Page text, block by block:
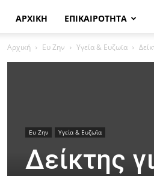
ΑΡΧΙΚΗ ΕΠΙΚΑΙΡΟΤΗΤΑ
Αρχική Ευ Ζην Υγεία & Ευζωϊα
Ευ Ζην Υγεία & Ευζωϊα
Δείκτης